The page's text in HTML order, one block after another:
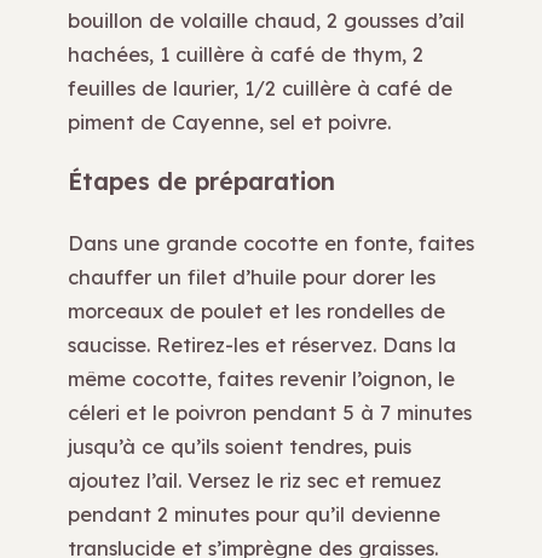
bouillon de volaille chaud, 2 gousses d’ail
hachées, 1 cuillère à café de thym, 2
feuilles de laurier, 1/2 cuillère à café de
piment de Cayenne, sel et poivre.
Étapes de préparation
Dans une grande cocotte en fonte, faites
chauffer un filet d’huile pour dorer les
morceaux de poulet et les rondelles de
saucisse. Retirez-les et réservez. Dans la
même cocotte, faites revenir l’oignon, le
céleri et le poivron pendant 5 à 7 minutes
jusqu’à ce qu’ils soient tendres, puis
ajoutez l’ail. Versez le riz sec et remuez
pendant 2 minutes pour qu’il devienne
translucide et s’imprègne des graisses.